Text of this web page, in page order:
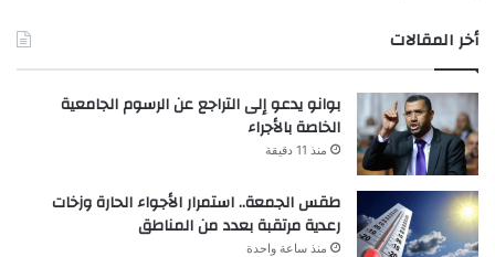
أخر المقالات
بوانو يدعو إلى التراجع عن الرسوم الجامعية
الخاصة بالأجراء
منذ 11 دقيقة
طقس الجمعة.. استمرار الأجواء الحارة وزخات
رعدية مرتقبة بعدد من المناطق
منذ ساعة واحدة